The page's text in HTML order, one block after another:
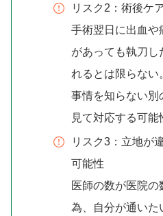
リスク2：術後ケ
手術翌日に出血や
があっても執刀し
れるとは限らない
事情を知らない別
見て対応する可能
リスク3：立地が
可能性
医師の数が医院
為、自分が通いた